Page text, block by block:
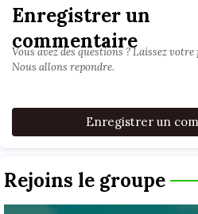
Enregistrer un
commentaire
Vous avez des questions ? Laissez
Nous allons repondre.
Enregistrer un
Rejoins le groupe